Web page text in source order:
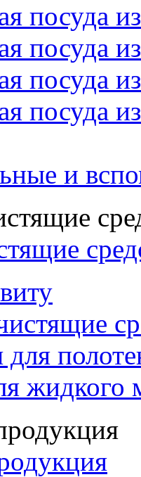
посуда
посуда
посуда
посуда
и
жидкого